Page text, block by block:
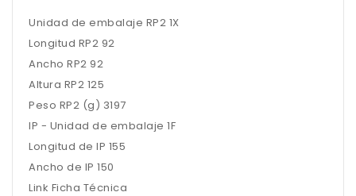
Unidad de embalaje RP2 1X
Longitud RP2 92
Ancho RP2 92
Altura RP2 125
Peso RP2 (g) 3197
IP - Unidad de embalaje 1F
Longitud de IP 155
Ancho de IP 150
Link Ficha Técnica